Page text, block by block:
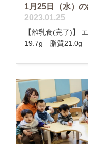
1月25日（水）
2023.01.25
【離乳食(完了)】
19.7g 脂質21.0g